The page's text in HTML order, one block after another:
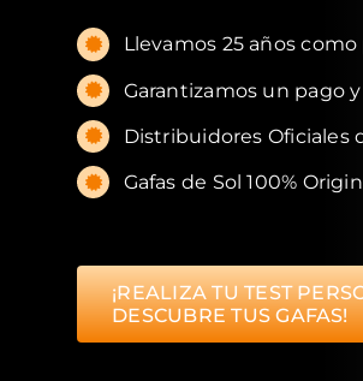
Llevamos 25 años
Garantizamos un pago
Distribuidores Oficiales
Gafas de Sol 100%
¡REALIZA TU TEST
DESCUBRE TUS GAFAS!